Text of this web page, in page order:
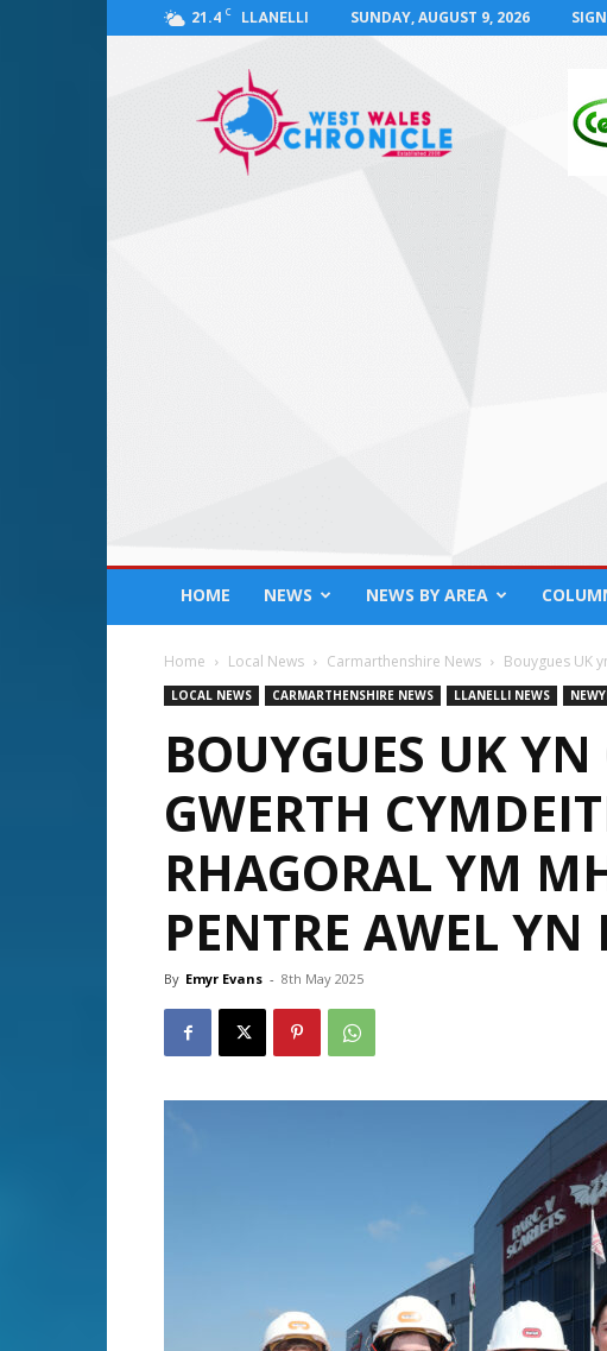
21.4 C LLANELLI SUNDAY, AUGUST 9, 2026
Chronicle
Llanelli,
HOME NEWS NEWS BY AREA
Home Local News Carmarthenshire News Bouygues UK
LOCAL NEWS CARMARTHENSHIRE NEWS LLANELLI NEWS
BOUYGUES UK
GWERTH
RHAGORAL YM
PENTRE AWEL
By Emyr Evans - 8th May 2025